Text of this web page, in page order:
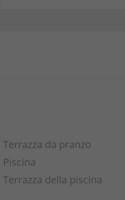
Terrazza da pranzo
Piscina
Terrazza della piscina